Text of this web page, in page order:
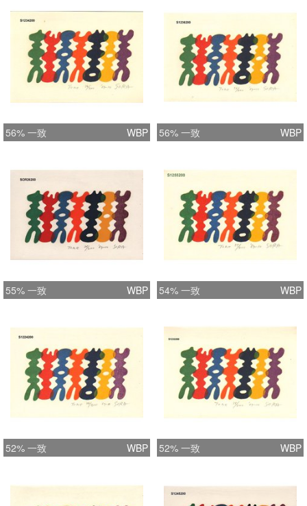
56% 一致 WBP 56% 一致 WBP
55% 一致 WBP 54% 一致 WBP
52% 一致 WBP 52% 一致 WBP